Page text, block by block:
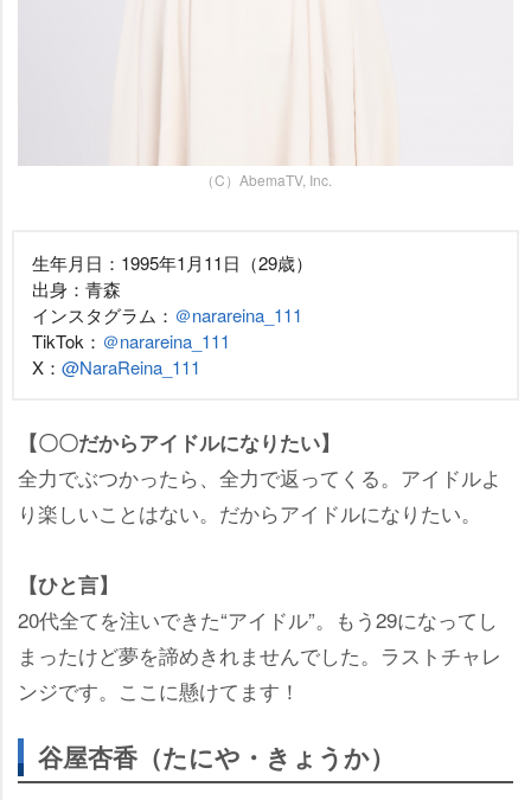
（C）AbemaTV, Inc.
生年月日：1995年1月11日（29歳）
出身：青森
インスタグラム： ＠narareina_111
TikTok： ＠narareina_111
X： @NaraReina_111
【〇〇だからアイドルになりたい】
全力でぶつかったら、全力で返ってくる。アイドルよ
り楽しいことはない。だからアイドルになりたい。
【ひと言】
20代全てを注いできた“アイドル”。もう29になってし
まったけど夢を諦めきれませんでした。ラストチャレ
ンジです。ここに懸けてます！
谷屋杏香（たにや・きょうか）